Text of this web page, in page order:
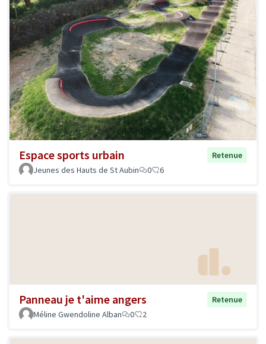
Espace sports urbain
Retenue
Jeunes des Hauts de St Aubin
0 6
Panneau je t'aime angers
Retenue
Méline Gwendoline Alban
0 2